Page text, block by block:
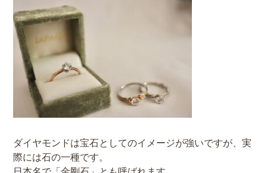
ダイヤモンドは宝石としてのイメージが強いですが、実
際には石の一種です。